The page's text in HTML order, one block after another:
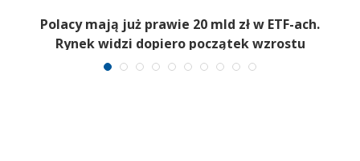
Polacy mają już prawie 20 mld zł w ETF-ach.
Rynek widzi dopiero początek wzrostu